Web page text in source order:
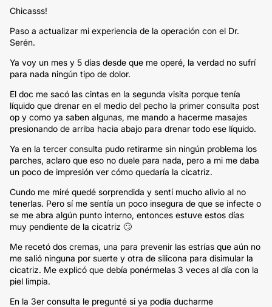
Chicasss!
Paso a actualizar mi experiencia de la operación con el Dr.
Serén.
Ya voy un mes y 5 días desde que me operé, la verdad no sufrí
para nada ningún tipo de dolor.
El doc me sacó las cintas en la segunda visita porque tenía
líquido que drenar en el medio del pecho la primer consulta post
op y como ya saben algunas, me mando a hacerme masajes
presionando de arriba hacia abajo para drenar todo ese líquido.
Ya en la tercer consulta pudo retirarme sin ningún problema los
parches, aclaro que eso no duele para nada, pero a mi me daba
un poco de impresión ver cómo quedaría la cicatriz.
Cundo me miré quedé sorprendida y sentí mucho alivio al no
tenerlas. Pero sí me sentía un poco insegura de que se infecte o
se me abra algún punto interno, entonces estuve estos días
muy pendiente de la cicatriz 🙄
Me recetó dos cremas, una para prevenir las estrías que aún no
me salió ninguna por suerte y otra de silicona para disimular la
cicatriz. Me explicó que debía ponérmelas 3 veces al día con la
piel limpia.
En la 3er consulta le pregunté si ya podía ducharme